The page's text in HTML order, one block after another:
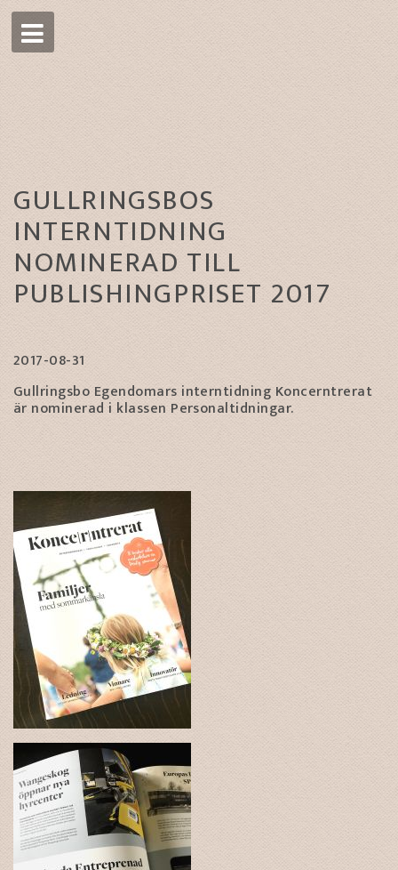
GULLRINGSBOS
INTERNTIDNING
NOMINERAD TILL
PUBLISHINGPRISET 2017
2017-08-31
Gullringsbo Egendomars interntidning Koncerntrerat
är nominerad i klassen Personaltidningar.